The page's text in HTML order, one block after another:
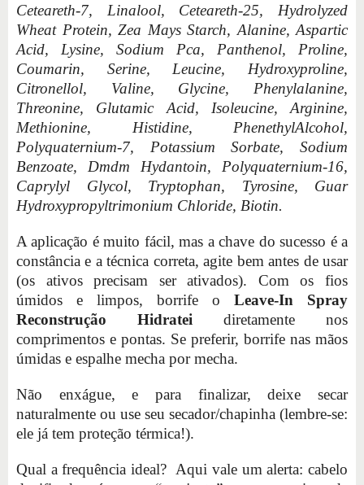
Ceteareth-7, Linalool, Ceteareth-25, Hydrolyzed
Wheat Protein, Zea Mays Starch, Alanine, Aspartic
Acid, Lysine, Sodium Pca, Panthenol, Proline,
Coumarin, Serine, Leucine, Hydroxyproline,
Citronellol, Valine, Glycine, Phenylalanine,
Threonine, Glutamic Acid, Isoleucine, Arginine,
Methionine, Histidine, PhenethylAlcohol,
Polyquaternium-7, Potassium Sorbate, Sodium
Benzoate, Dmdm Hydantoin, Polyquaternium-16,
Caprylyl Glycol, Tryptophan, Tyrosine, Guar
Hydroxypropyltrimonium Chloride, Biotin.
A aplicação é muito fácil, mas a chave do sucesso é a
constância e a técnica correta, agite bem antes de usar
(os ativos precisam ser ativados). Com os fios
úmidos e limpos, borrife o Leave-In Spray
Reconstrução Hidratei diretamente nos
comprimentos e pontas. Se preferir, borrife nas mãos
úmidas e espalhe mecha por mecha.
Não enxágue, e para finalizar, deixe secar
naturalmente ou use seu secador/chapinha (lembre-se:
ele já tem proteção térmica!).
Qual a frequência ideal? Aqui vale um alerta: cabelo